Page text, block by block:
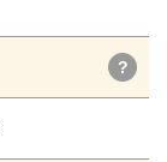
?